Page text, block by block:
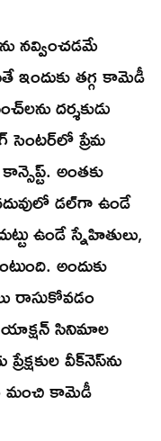
నవ్వించడమే
ఇందుకు తగ్గ కామెడీ
దర్శకుడు
సెంటర్‌లో ప్రేమ
అంతకు
డల్‌గా ఉండే
ఉండే స్నేహితులు,
అందుకు
రాసుకోవడం
యాక్షన్‌ సినిమాల
వీక్‌నెస్‌ను
మంచి కామెడీ